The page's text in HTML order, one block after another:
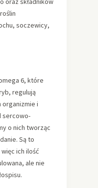
soczewicy,
6, które
regulują
i
sercowo-
o nich tworząc
Są to
ich ilość
ale nie